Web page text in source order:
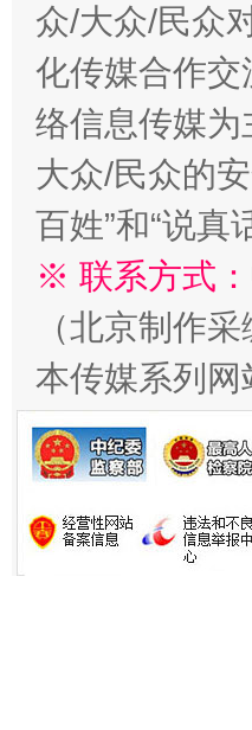
在谋一域中谋全
习近平的博鳌关键
众/大众/民众
化传媒合作
络信息传媒
大众/民众的
百姓”和“说真
※ 联系方式：
（北京制作采
本传媒系列